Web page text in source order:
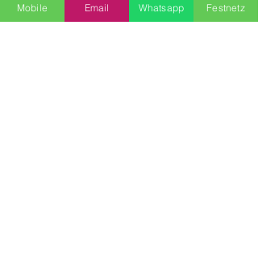
Mobile Email Whatsapp Festnetz